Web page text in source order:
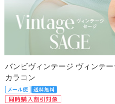
バンビヴィンテージ ヴィンテ
カラコン